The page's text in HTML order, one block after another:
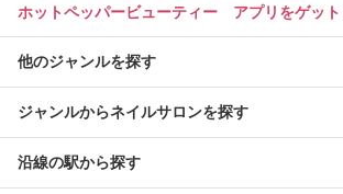
ホットペッパービューティー アプリをゲット
他のジャンルを探す
ジャンルからネイルサロンを探す
沿線の駅から探す